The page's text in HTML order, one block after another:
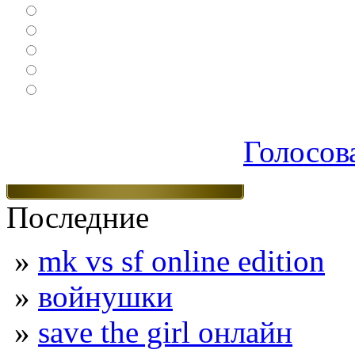
Последние
» mk vs sf online edition
» войнушки
» save the girl онлайн